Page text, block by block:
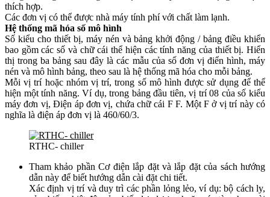
thích hợp.
Các đơn vị có thể được nhà máy tính phí với chất làm lạnh.
Hệ thống mã hóa số mô hình
Số kiểu cho thiết bị, máy nén và bảng khởi động / bảng điều khiển
bao gồm các số và chữ cái thể hiện các tính năng của thiết bị. Hiển
thị trong ba bảng sau đây là các mẫu của số đơn vị điển hình, máy
nén và mô hình bảng, theo sau là hệ thống mã hóa cho mỗi bảng.
Mỗi vị trí hoặc nhóm vị trí, trong số mô hình được sử dụng để thể
hiện một tính năng. Ví dụ, trong bảng đầu tiên, vị trí 08 của số kiểu
máy đơn vị, Điện áp đơn vị, chứa chữ cái F F. Một F ở vị trí này có
nghĩa là điện áp đơn vị là 460/60/3.
RTHC- chiller
Tham khảo phần Cơ điện lắp đặt và lắp đặt của sách hướng
dẫn này để biết hướng dẫn cài đặt chi tiết.
Xác định vị trí và duy trì các phần lỏng lẻo, ví dụ: bộ cách ly,